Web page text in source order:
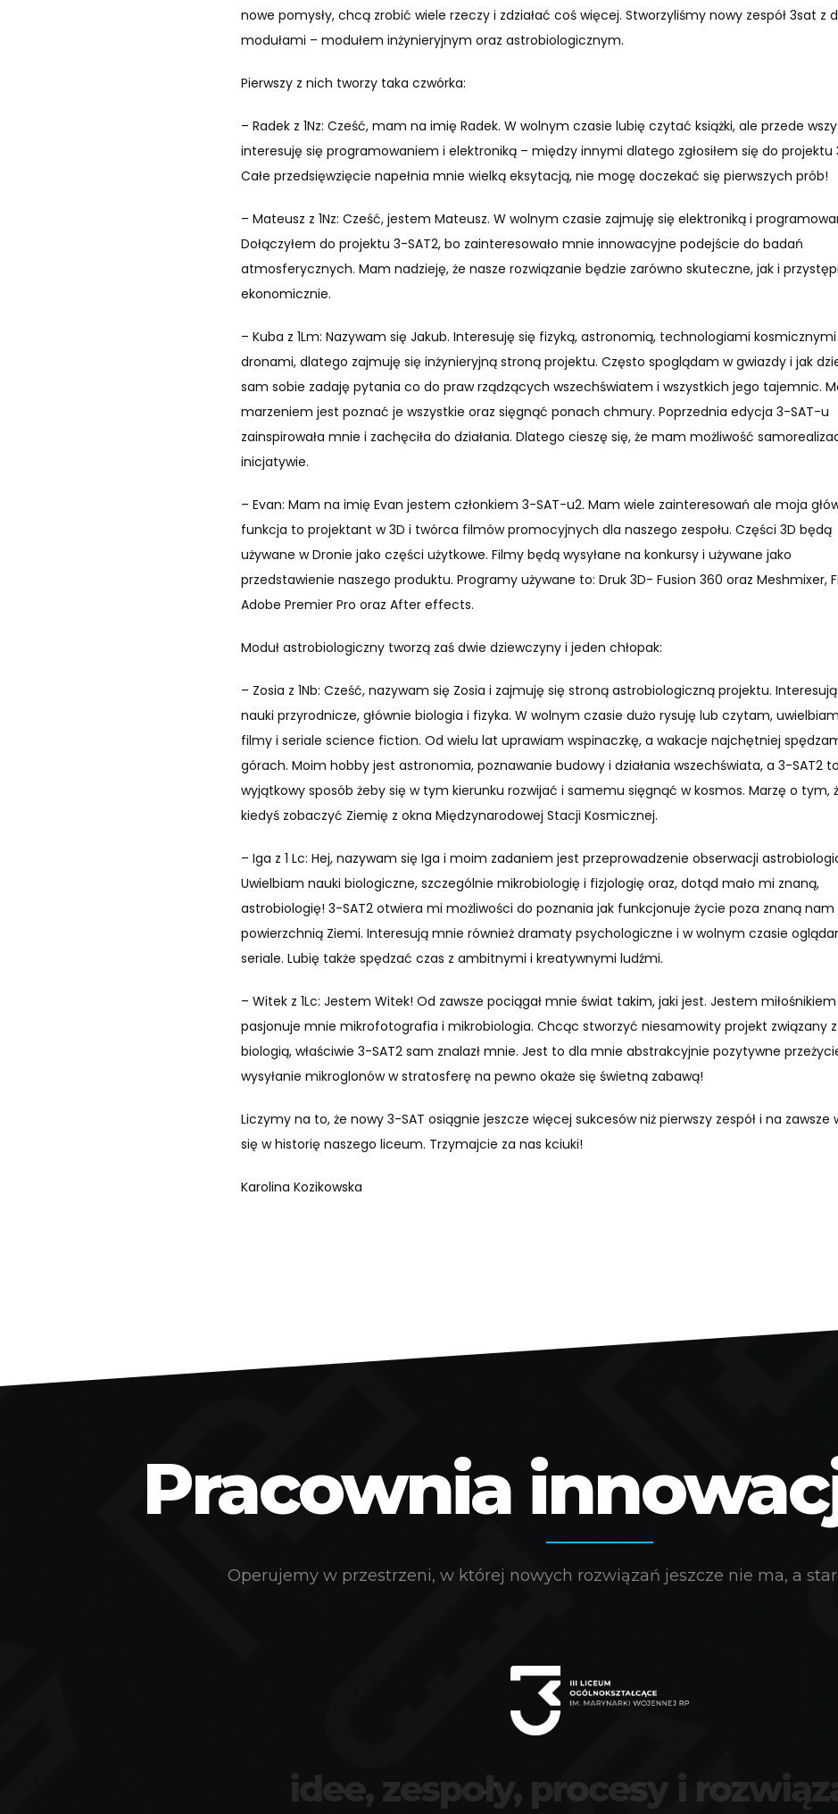
nowe pomysły, chcą zrobić wiele rzeczy i zdziałać coś więcej. Stworzyliśmy nowy zespół 3sat z
modułami – modułem inżynieryjnym oraz astrobiologicznym.
Pierwszy z nich tworzy taka czwórka:
– Radek z 1Nz: Cześć, mam na imię Radek. W wolnym czasie lubię czytać książki, ale przede
interesuję się programowaniem i elektroniką – między innymi dlatego zgłosiłem się do projektu
Całe przedsięwzięcie napełnia mnie wielką eksytacją, nie mogę doczekać się pierwszych prób!
– Mateusz z 1Nz: Cześć, jestem Mateusz. W wolnym czasie zajmuję się elektroniką i
Dołączyłem do projektu 3-SAT2, bo zainteresowało mnie innowacyjne podejście do badań
atmosferycznych. Mam nadzieję, że nasze rozwiązanie będzie zarówno skuteczne, jak i
ekonomicznie.
– Kuba z 1Lm: Nazywam się Jakub. Interesuję się fizyką, astronomią, technologiami kosmicznymi
dronami, dlatego zajmuję się inżynieryjną stroną projektu. Często spoglądam w gwiazdy i jak
sam sobie zadaję pytania co do praw rządzących wszechświatem i wszystkich jego tajemnic.
marzeniem jest poznać je wszystkie oraz sięgnąć ponach chmury. Poprzednia edycja 3-SAT-u
zainspirowała mnie i zachęciła do działania. Dlatego cieszę się, że mam możliwość
inicjatywie.
– Evan: Mam na imię Evan jestem członkiem 3-SAT-u2. Mam wiele zainteresowań ale moja
funkcja to projektant w 3D i twórca filmów promocyjnych dla naszego zespołu. Części 3D będą
używane w Dronie jako części użytkowe. Filmy będą wysyłane na konkursy i używane jako
przedstawienie naszego produktu. Programy używane to: Druk 3D- Fusion 360 oraz Meshmixer,
Adobe Premier Pro oraz After effects.
Moduł astrobiologiczny tworzą zaś dwie dziewczyny i jeden chłopak:
– Zosia z 1Nb: Cześć, nazywam się Zosia i zajmuję się stroną astrobiologiczną projektu.
nauki przyrodnicze, głównie biologia i fizyka. W wolnym czasie dużo rysuję lub czytam,
filmy i seriale science fiction. Od wielu lat uprawiam wspinaczkę, a wakacje najchętniej
górach. Moim hobby jest astronomia, poznawanie budowy i działania wszechświata, a 3-SAT2 to
wyjątkowy sposób żeby się w tym kierunku rozwijać i samemu sięgnąć w kosmos. Marzę o tym,
kiedyś zobaczyć Ziemię z okna Międzynarodowej Stacji Kosmicznej.
– Iga z 1 Lc: Hej, nazywam się Iga i moim zadaniem jest przeprowadzenie obserwacji
Uwielbiam nauki biologiczne, szczególnie mikrobiologię i fizjologię oraz, dotąd mało mi znaną,
astrobiologię! 3-SAT2 otwiera mi możliwości do poznania jak funkcjonuje życie poza znaną nam
powierzchnią Ziemi. Interesują mnie również dramaty psychologiczne i w wolnym czasie
seriale. Lubię także spędzać czas z ambitnymi i kreatywnymi ludźmi.
– Witek z 1Lc: Jestem Witek! Od zawsze pociągał mnie świat takim, jaki jest. Jestem
pasjonuje mnie mikrofotografia i mikrobiologia. Chcąc stworzyć niesamowity projekt związany z
biologią, właściwie 3-SAT2 sam znalazł mnie. Jest to dla mnie abstrakcyjnie pozytywne
wysyłanie mikroglonów w stratosferę na pewno okaże się świetną zabawą!
Liczymy na to, że nowy 3-SAT osiągnie jeszcze więcej sukcesów niż pierwszy zespół i na zawsze
się w historię naszego liceum. Trzymajcie za nas kciuki!
Karolina Kozikowska
Pracownia
Operujemy w przestrzeni, w której nowych rozwiązań jeszcze nie ma, a
idee, zespoły, procesy i